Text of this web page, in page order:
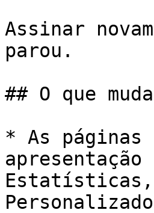
Assinar
parou.
## O que
* As páginas
Estatísticas,